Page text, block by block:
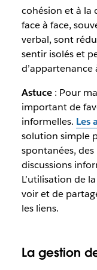
cohésion et à la
face à face,
verbal, sont
sentir isolés et
d’appartenance
Astuce: Pour
important de
informelles. Les
solution simple
spontanées,
discussions
L’utilisation de
voir et de
les liens.
La gestion